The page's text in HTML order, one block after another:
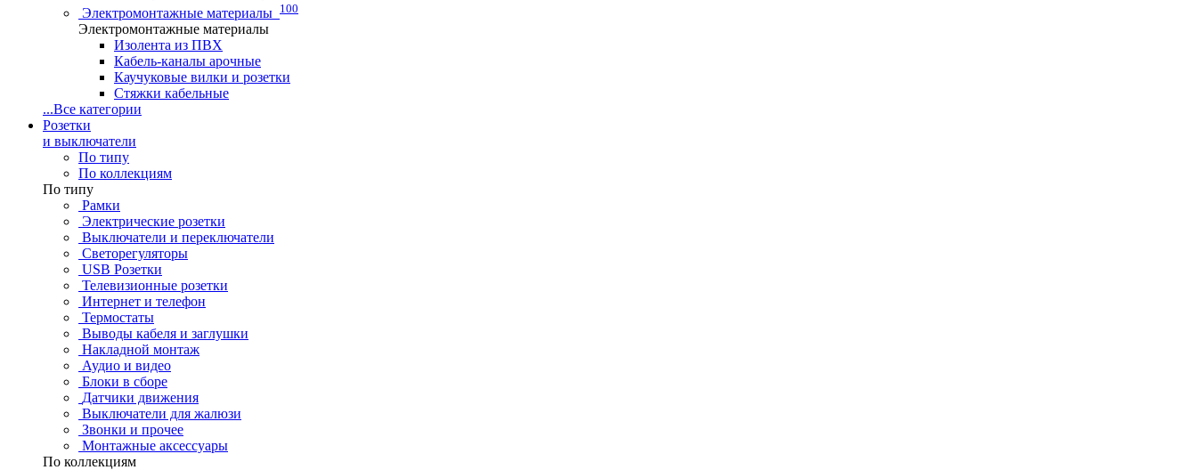
Электромонтажные материалы 100
Электромонтажные материалы
Изолента из ПВХ
Кабель-каналы арочные
Каучуковые вилки и розетки
Стяжки кабельные
...Все категории
Розетки
и выключатели
По типу
По коллекциям
По типу
Рамки
Электрические розетки
Выключатели и переключатели
Светорегуляторы
USB Розетки
Телевизионные розетки
Интернет и телефон
Термостаты
Выводы кабеля и заглушки
Накладной монтаж
Аудио и видео
Блоки в сборе
Датчики движения
Выключатели для жалюзи
Звонки и прочее
Монтажные аксессуары
По коллекциям